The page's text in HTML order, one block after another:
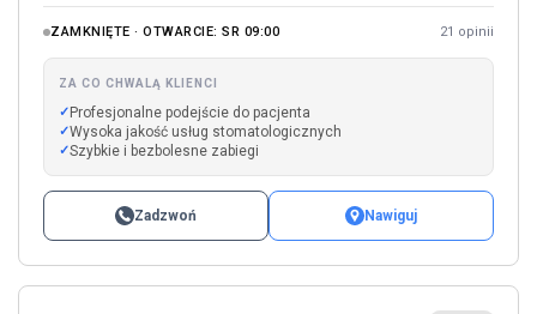
ZAMKNIĘTE · OTWARCIE: SR 09:00 21 opinii
ZA CO CHWALĄ KLIENCI
Profesjonalne podejście do pacjenta
Wysoka jakość usług stomatologicznych
Szybkie i bezbolesne zabiegi
Zadzwoń Nawiguj